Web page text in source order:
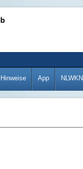
Hinweise App NLWKN